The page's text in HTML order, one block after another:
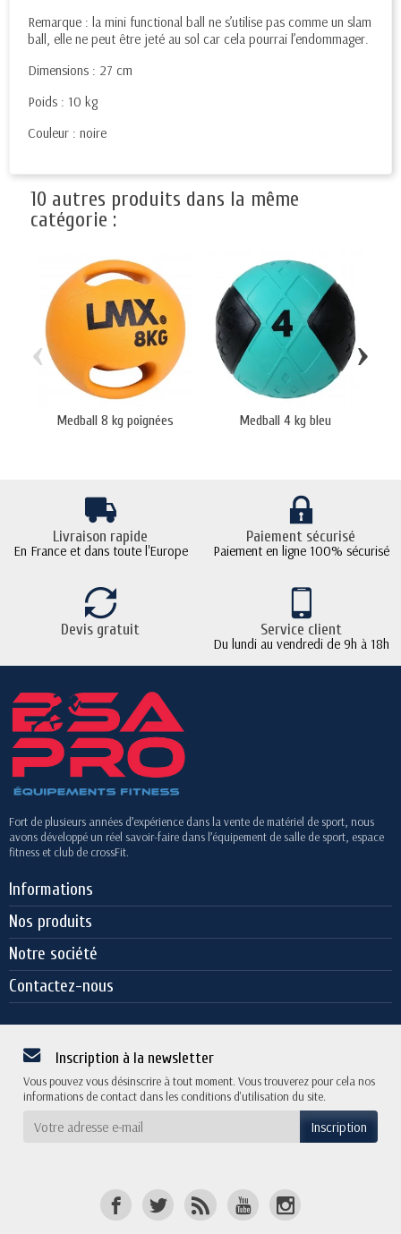
Remarque : la mini functional ball ne s’utilise pas comme un slam
ball, elle ne peut être jeté au sol car cela pourrai l’endommager.
Dimensions : 27 cm
Poids : 10 kg
Couleur : noire
10 autres produits dans la même
catégorie :
Medball 8 kg poignées Medball 4 kg bleu
‹ ›
Livraison rapide
En France et dans toute l'Europe
Paiement sécurisé
Paiement en ligne 100% sécurisé
Devis gratuit Service client
Du lundi au vendredi de 9h à 18h
Fort de plusieurs années d’expérience dans la vente de matériel de sport, nous
avons développé un réel savoir-faire dans l’équipement de salle de sport, espace
fitness et club de crossFit.
Informations
Nos produits
Notre société
Contactez-nous
Inscription à la newsletter
Vous pouvez vous désinscrire à tout moment. Vous trouverez pour cela nos
informations de contact dans les conditions d'utilisation du site.